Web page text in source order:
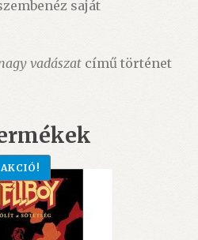
saját
vadászatcímű történet
AKCIÓ!